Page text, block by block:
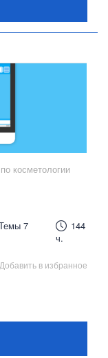
косметологии
7
144
ч.
Добавить в избранное